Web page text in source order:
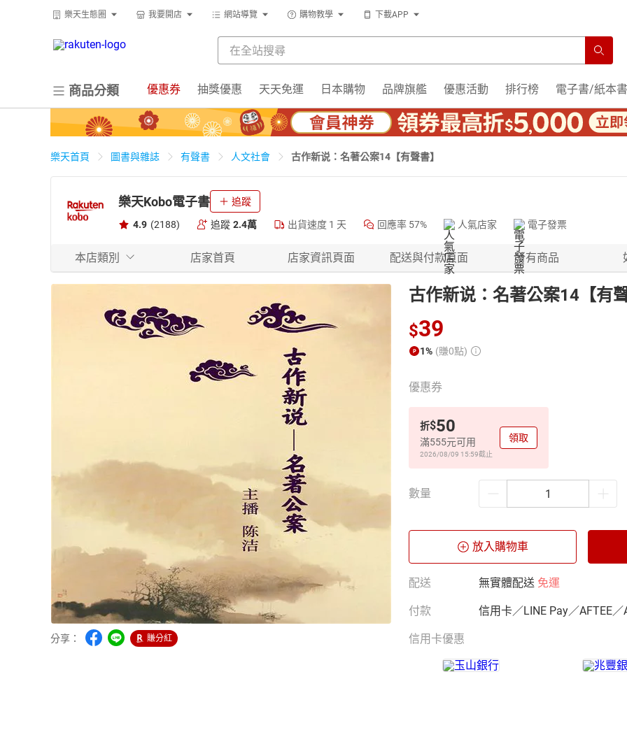
樂天生態圈 我要開店 網站導覽 購物教學 下載APP
商品分類 優惠券 抽獎優惠 天天免運 日本購物 品牌旗艦 優惠活動 排行榜 電子書/紙本書
樂天首頁 圖書與雜誌 有聲書 人文社會 古作新说：名著公案14【有聲書】
樂天Kobo電子書 追蹤
4.9 (2188) 追蹤 2.4萬 出貨速度 1 天 回應率 57% 人氣店家 電子發票
本店類別 店家首頁 店家資訊頁面 配送與付款頁面 所有商品
分享： 賺分紅
古作新说：名著公案14【有
$39
1% (賺0點)
優惠券
折$50
滿555元可用
2026/08/09 15:59截止
領取
數量
放入購物車
配送 無實體配送 免運
付款 信用卡／LINE Pay／AFTEE／
信用卡優惠